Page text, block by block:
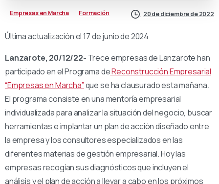
Empresas en Marcha Formación 20 de diciembre de 2022
Última actualización el 17 de junio de 2024
Lanzarote, 20/12/22- Trece empresas de Lanzarote han
participado en el Programa deReconstrucción Empresarial
“Empresas en Marcha”que se ha clausurado esta mañana.
El programa consiste en una mentoría empresarial
individualizada para analizar la situación del negocio, buscar
herramientas e implantar un plan de acción diseñado entre
la empresa y los consultores especializados en las
diferentes materias de gestión empresarial. Hoy las
empresas recogían sus diagnósticos que incluyen el
análisis y el plan de acción a llevar a cabo en los próximos